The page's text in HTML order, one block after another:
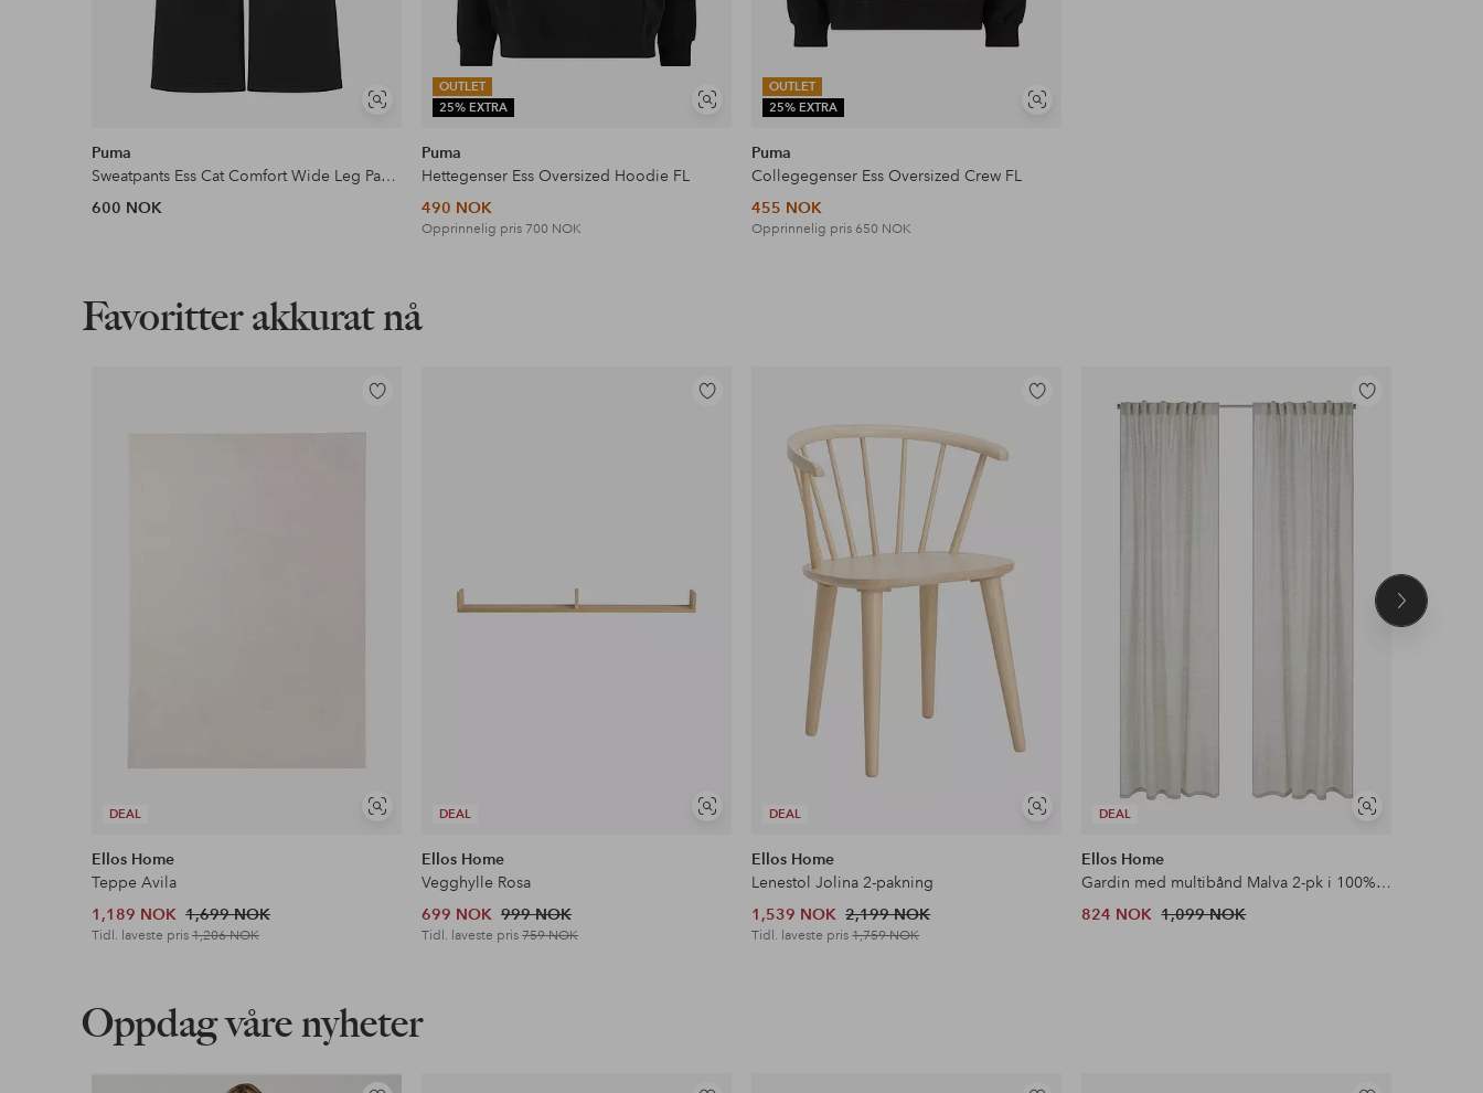
Vis
Puma
Sweatpants Ess Cat Comfort Wide Leg Pants FL op
600 NOK
OUTLET
25% EXTRA
Vis
Puma
Hettegenser Ess Oversized Hoodie FL
490 NOK
Opprinnelig pris 700 NOK
OUTLET
25% EXTRA
Vis
Puma
Collegegenser Ess Oversized Crew FL
455 NOK
Opprinnelig pris 650 NOK
Favoritter akkurat nå
DEAL
Vis
Legg
Ellos Home
Teppe Avila
1,189 NOK 1,699 NOK
Tidl. laveste pris1,206 NOK
DEAL
Vis
Legg
Ellos Home
Vegghylle Rosa
699 NOK 999 NOK
Tidl. laveste pris759 NOK
DEAL
Vis
Legg
Ellos Home
Lenestol Jolina 2-pakning
1,539 NOK 2,199 NOK
Tidl. laveste pris1,759 NOK
DEAL
Vis
Legg
Ellos Home
Gardin med multibånd Malva 2-pk i 100% lin
824 NOK 1,099 NOK
Neste
Oppdag våre nyheter